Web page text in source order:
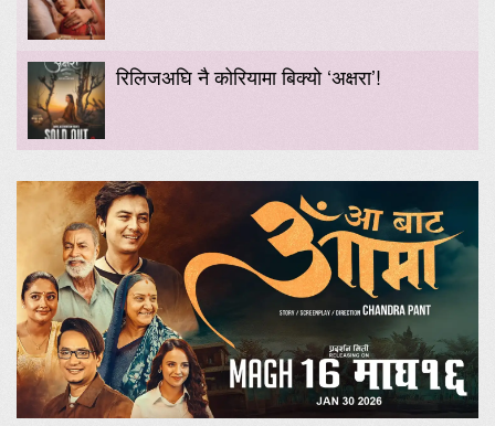
रिलिजअघि नै कोरियामा बिक्यो ‘अक्षरा’!